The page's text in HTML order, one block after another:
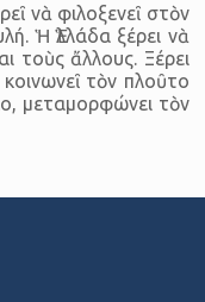
νὰ φιλοξενεῖ στὸν
Ἡ Ἑλλάδα ξέρει νὰ
τοὺς ἄλλους. Ξέρει
τὸν πλοῦτο
μεταμορφώνει τὸν